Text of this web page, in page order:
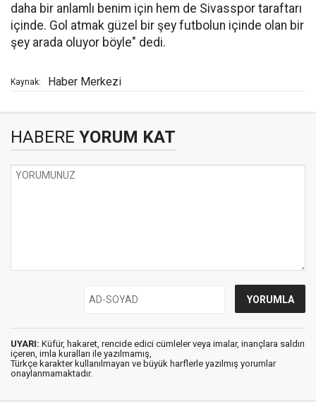
daha bir anlamlı benim için hem de Sivasspor taraftarı
içinde. Gol atmak güzel bir şey futbolun içinde olan bir
şey arada oluyor böyle" dedi.
Kaynak: Haber Merkezi
HABERE YORUM KAT
UYARI: Küfür, hakaret, rencide edici cümleler veya imalar, inançlara saldırı
içeren, imla kuralları ile yazılmamış,
Türkçe karakter kullanılmayan ve büyük harflerle yazılmış yorumlar
onaylanmamaktadır.